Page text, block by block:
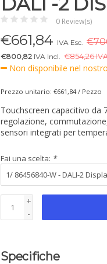
0 Review(s)
€661,84 IVA Esc.
€800,82 IVA Incl. €854,26
Non disponibile nel
Prezzo unitario: €661,84 / Pezzo
Touchscreen capacitivo da
regolazione,
sensori integrati per
Fai una scelta: *
+
-
Specifiche